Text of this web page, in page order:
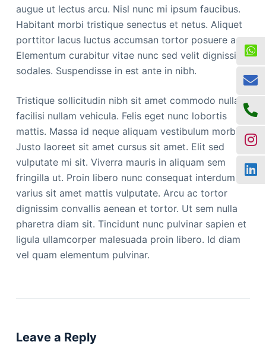
augue ut lectus arcu. Nisl nunc mi ipsum faucibus.
Habitant morbi tristique senectus et netus. Aliquet
porttitor lacus luctus accumsan tortor posuere ac.
Elementum curabitur vitae nunc sed velit dignissim
sodales. Suspendisse in est ante in nibh.
Tristique sollicitudin nibh sit amet commodo nulla
facilisi nullam vehicula. Felis eget nunc lobortis
mattis. Massa id neque aliquam vestibulum morbi.
Justo laoreet sit amet cursus sit amet. Elit sed
vulputate mi sit. Viverra mauris in aliquam sem
fringilla ut. Proin libero nunc consequat interdum
varius sit amet mattis vulputate. Arcu ac tortor
dignissim convallis aenean et tortor. Ut sem nulla
pharetra diam sit. Tincidunt nunc pulvinar sapien et
ligula ullamcorper malesuada proin libero. Id diam
vel quam elementum pulvinar.
Leave a Reply